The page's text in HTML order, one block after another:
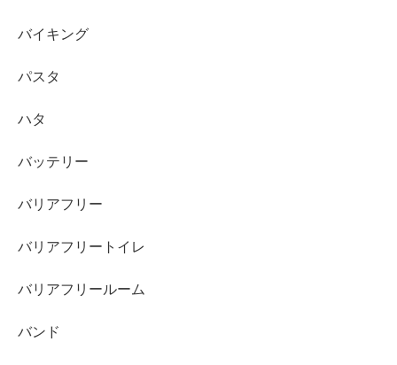
バイキング
パスタ
ハタ
バッテリー
バリアフリー
バリアフリートイレ
バリアフリールーム
バンド